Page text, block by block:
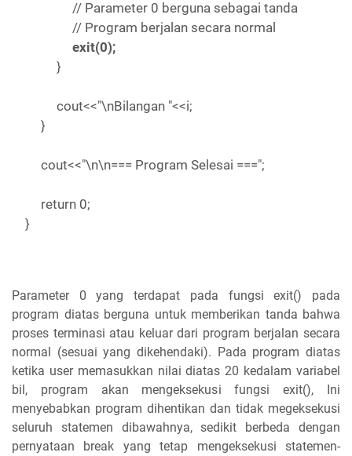
// Parameter 0 berguna sebagai tanda
// Program berjalan secara normal
exit(0);
}
cout<<"\nBilangan "<<i;
}
cout<<"\n\n=== Program Selesai ===";
return 0;
}
Parameter 0 yang terdapat pada fungsi exit() pada
program diatas berguna untuk memberikan tanda bahwa
proses terminasi atau keluar dari program berjalan secara
normal (sesuai yang dikehendaki). Pada program diatas
ketika user memasukkan nilai diatas 20 kedalam variabel
bil, program akan mengeksekusi fungsi exit(), Ini
menyebabkan program dihentikan dan tidak megeksekusi
seluruh statemen dibawahnya, sedikit berbeda dengan
pernyataan break yang tetap mengeksekusi statemen-